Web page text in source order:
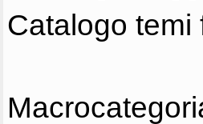
Catalogo temi